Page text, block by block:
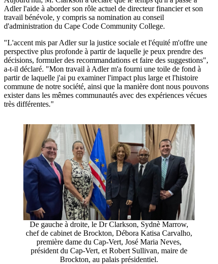
Adler l'aide à aborder son rôle actuel de directeur financier et son
travail bénévole, y compris sa nomination au conseil
d'administration du Cape Code Community College.
"L'accent mis par Adler sur la justice sociale et l'équité m'offre une
perspective plus profonde à partir de laquelle je peux prendre des
décisions, formuler des recommandations et faire des suggestions",
a-t-il déclaré. "Mon travail à Adler m'a fourni une toile de fond à
partir de laquelle j'ai pu examiner l'impact plus large et l'histoire
commune de notre société, ainsi que la manière dont nous pouvons
exister dans les mêmes communautés avec des expériences vécues
très différentes."
De gauche à droite, le Dr Clarkson, Sydnè Marrow,
chef de cabinet de Brockton, Débora Katisa Carvalho,
première dame du Cap-Vert, José Maria Neves,
président du Cap-Vert, et Robert Sullivan, maire de
Brockton, au palais présidentiel.